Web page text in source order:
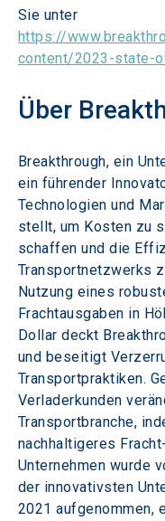
Sie unter
https://
content/2023-state-
Über
Breakthrough, ein
ein führender
Technologien und
stellt, um Kosten zu
schaffen und die
Transportnetzwerks
Nutzung eines
Frachtausgaben in
Dollar deckt
und beseitigt
Transportpraktiken.
Verladerkunden
Transportbranche,
nachhaltigeres
Unternehmen wurde
der innovativsten
2021 aufgenommen,